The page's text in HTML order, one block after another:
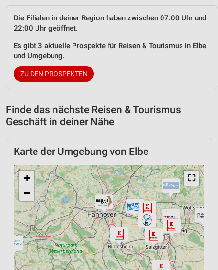
Die Filialen in deiner Region haben zwischen 07:00 Uhr und
22:00 Uhr geöffnet.
Es gibt 3 aktuelle Prospekte für Reisen & Tourismus in Elbe
und Umgebung.
ZU DEN PROSPEKTEN
Finde das nächste Reisen & Tourismus
Geschäft in deiner Nähe
Karte der Umgebung von Elbe
⛶
+
−